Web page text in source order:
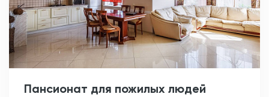
Пансионат для пожилых людей